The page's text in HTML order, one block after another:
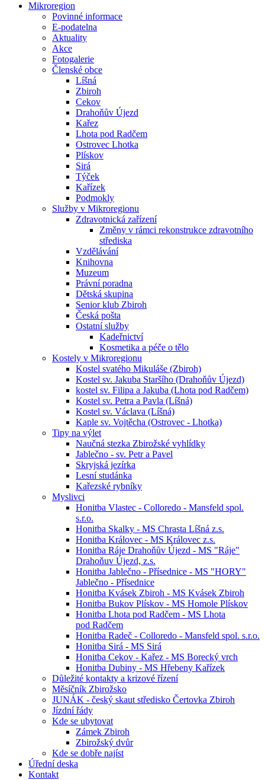
Mikroregion
Povinné informace
E-podatelna
Aktuality
Akce
Fotogalerie
Členské obce
Líšná
Zbiroh
Cekov
Drahoňův Újezd
Kařez
Lhota pod Radčem
Ostrovec Lhotka
Plískov
Sirá
Týček
Kařízek
Podmokly
Služby v Mikroregionu
Zdravotnická zařízení
Změny v rámci rekonstrukce zdravotního
střediska
Vzdělávání
Knihovna
Muzeum
Právní poradna
Dětská skupina
Senior klub Zbiroh
Česká pošta
Ostatní služby
Kadeřnictví
Kosmetika a péče o tělo
Kostely v Mikroregionu
Kostel svatého Mikuláše (Zbiroh)
Kostel sv. Jakuba Staršího (Drahoňův Újezd)
kostel sv. Filipa a Jakuba (Lhota pod Radčem)
Kostel sv. Petra a Pavla (Líšná)
Kostel sv. Václava (Líšná)
Kaple sv. Vojtěcha (Ostrovec - Lhotka)
Tipy na výlet
Naučná stezka Zbirožské vyhlídky
Jablečno - sv. Petr a Pavel
Skryjská jezírka
Lesní studánka
Kařezské rybníky
Myslivci
Honitba Vlastec - Colloredo - Mansfeld spol.
s.r.o.
Honitba Skalky - MS Chrasta Líšná z.s.
Honitba Královec - MS Královec z.s.
Honitba Ráje Drahoňův Újezd - MS "Ráje"
Drahoňuv Újezd, z.s.
Honitba Jablečno - Přísednice - MS "HORY"
Jablečno - Přísednice
Honitba Kvásek Zbiroh - MS Kvásek Zbiroh
Honitba Bukov Plískov - MS Homole Plískov
Honitba Lhota pod Radčem - MS Lhota
pod Radčem
Honitba Radeč - Colloredo - Mansfeld spol. s.r.o.
Honitba Sirá - MS Sirá
Honitba Cekov - Kařez - MS Borecký vrch
Honitba Dubiny - MS Hřebeny Kařízek
Důležité kontakty a krizové řízení
Měsíčník Zbirožsko
JUNÁK - český skaut středisko Čertovka Zbiroh
Jízdní řády
Kde se ubytovat
Zámek Zbiroh
Zbirožský dvůr
Kde se dobře najíst
Úřední deska
Kontakt